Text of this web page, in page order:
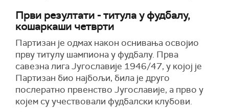
Први резултати - титула у фудбалу,
кошаркаши четврти
Партизан је одмах након оснивања освојио
прву титулу шампиона у фудбалу. Прва
савезна лига Југославије 1946/47, у којој је
Партизан био најбољи, била је друго
послератно првенство Југославије, а прво у
којем су учествовали фудбалски клубови.